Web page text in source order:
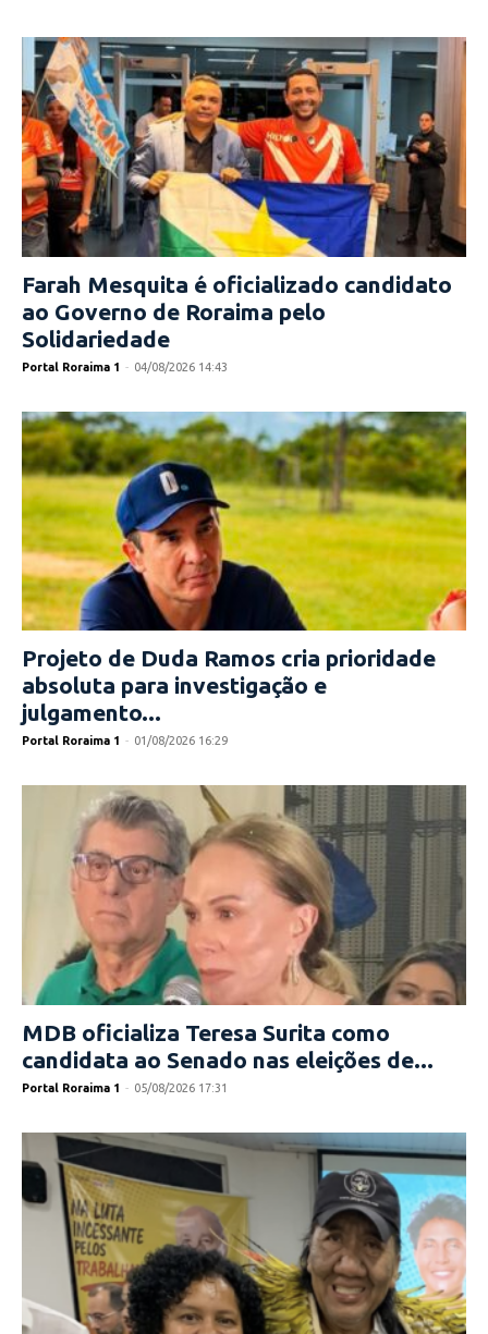
Farah Mesquita é oficializado candidato
ao Governo de Roraima pelo
Solidariedade
Portal Roraima 1 - 04/08/2026 14:43
Projeto de Duda Ramos cria prioridade
absoluta para investigação e
julgamento...
Portal Roraima 1 - 01/08/2026 16:29
MDB oficializa Teresa Surita como
candidata ao Senado nas eleições de...
Portal Roraima 1 - 05/08/2026 17:31